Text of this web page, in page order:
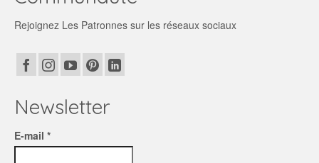
Rejoignez Les Patronnes sur les réseaux sociaux
Newsletter
E-mail *